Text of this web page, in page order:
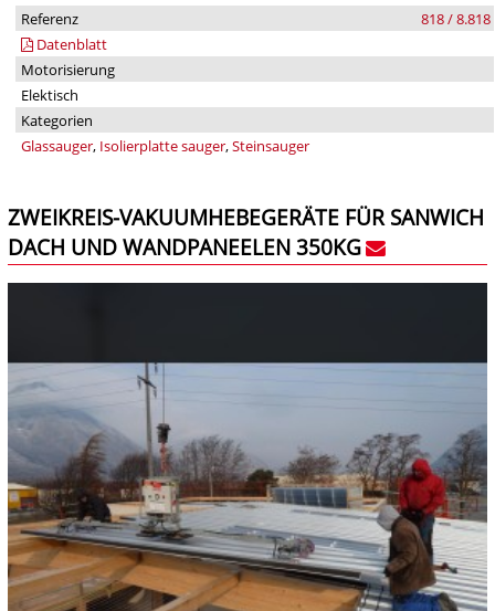
Referenz
818 / 8.818
Datenblatt
Motorisierung
Elektisch
Kategorien
Glassauger, Isolierplatte sauger,Steinsauger
ZWEIKREIS-VAKUUMHEBEGERÄTE FÜR SANWICH
DACH UND WANDPANEELEN 350KG